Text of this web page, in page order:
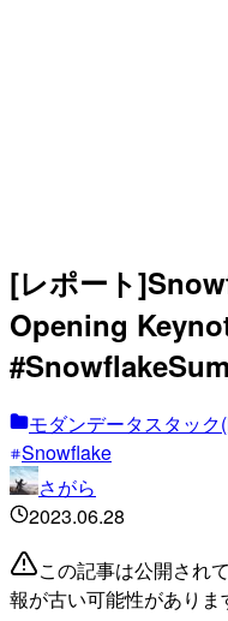
[レポート
Opening
モダンデータスタック
Snowflake
さがら
2023.06.28
この記事は公開され
報が古い可能性がありま